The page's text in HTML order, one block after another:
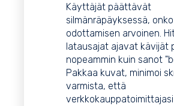
Käyttäjät päättävät
silmänräpäyksessä,
odottamisen arvoinen.
latausajat ajavat kävijät
nopeammin kuin sanot
Pakkaa kuvat, minimoi
varmista, että